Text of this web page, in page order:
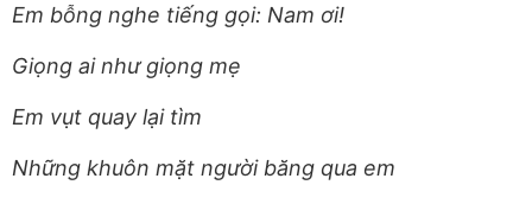
Em bỗng nghe tiếng gọi: Nam ơi!
Giọng ai như giọng mẹ
Em vụt quay lại tìm
Những khuôn mặt người băng qua em